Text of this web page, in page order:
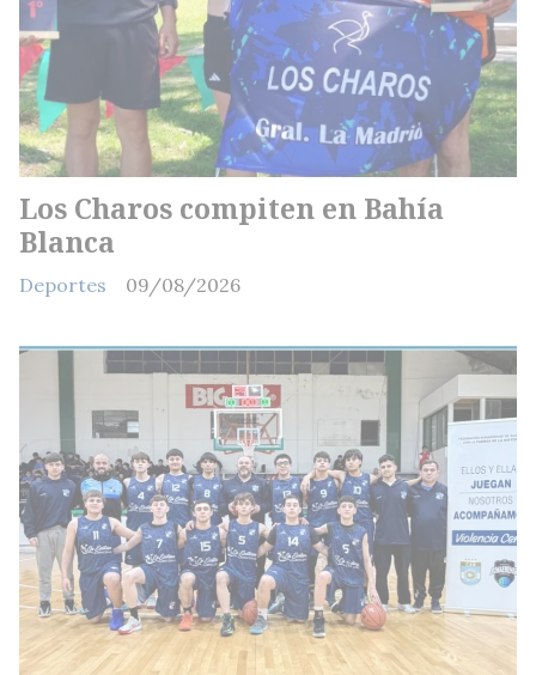
Los Charos compiten en Bahía
Blanca
Deportes 09/08/2026